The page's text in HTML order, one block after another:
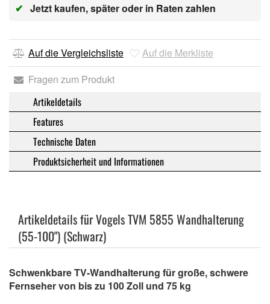
✔ Jetzt kaufen, später oder in Raten zahlen
Auf die Vergleichsliste
Auf die Merkliste
Fragen zum Produkt
Artikeldetails
Features
Technische Daten
Produktsicherheit und Informationen
Artikeldetails für Vogels TVM 5855 Wandhalterung
(55-100") (Schwarz)
Schwenkbare TV-Wandhalterung für große, schwere
Fernseher von bis zu 100 Zoll und 75 kg